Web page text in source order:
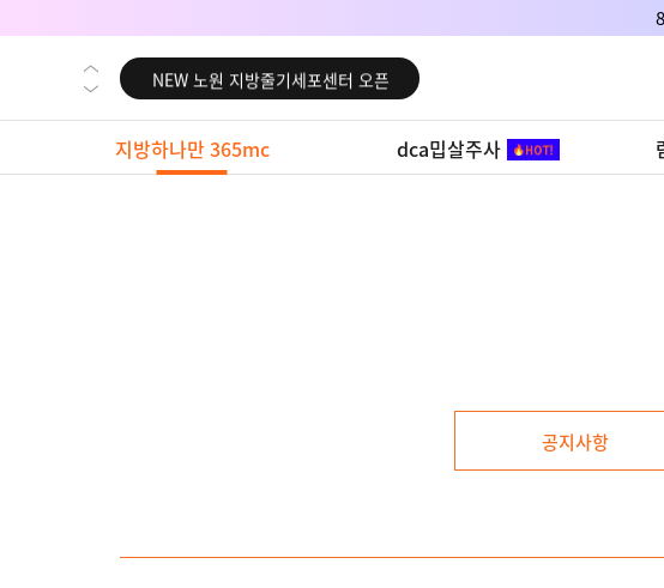
NEW 대전 지방줄기세포센터 오픈
NEW 노원 지방줄기세포센터 오픈
NEW 미국 LA점 오픈
NEW 부산 지방줄기세포센터 오픈
지방하나만 365mc dca밉살주사
공지사항